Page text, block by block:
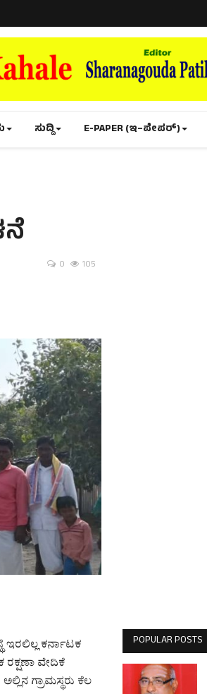
ಸುದ್ದಿ E-PAPER (ಇ–ಪೇಪರ್‌)
0 105
ಇರಲಿಲ್ಲ ಕರ್ನಾಟಕ
ರಕ್ಷಣಾ ವೇದಿಕೆ
ಗ್ರಾಮಸ್ಥರು ಕೆಲ
POPULAR POSTS